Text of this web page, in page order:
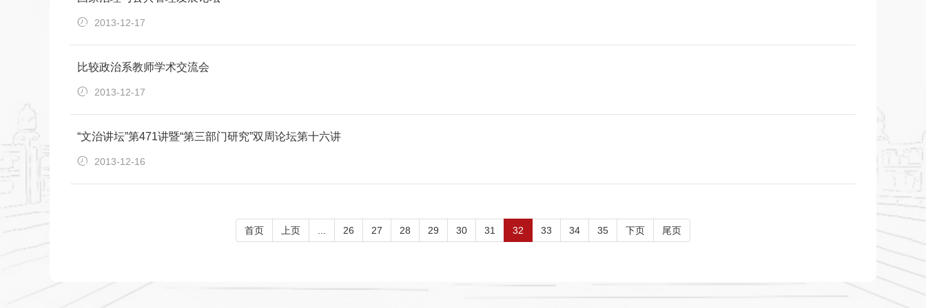
2013-12-17
比较政治系教师学术交流会
2013-12-17
“文治讲坛”第471讲暨“第三部门研究”双周论坛第十六讲
2013-12-16
首页 上页 ... 26 27 28 29 30 31 32 33 34 35 下页 尾页